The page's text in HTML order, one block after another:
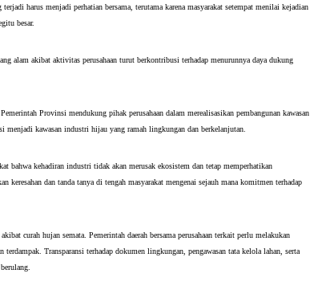
harus menjadi perhatian bersama, terutama karena masyarakat setempat menilai kejadian
besar.
alam akibat aktivitas perusahaan turut berkontribusi terhadap menurunnya daya dukung
Provinsi mendukung pihak perusahaan dalam merealisasikan pembangunan kawasan
kawasan industri hijau yang ramah lingkungan dan berkelanjutan.
bahwa kehadiran industri tidak akan merusak ekosistem dan tetap memperhatikan
dan tanda tanya di tengah masyarakat mengenai sejauh mana komitmen terhadap
curah hujan semata. Pemerintah daerah bersama perusahaan terkait perlu melakukan
Transparansi terhadap dokumen lingkungan, pengawasan tata kelola lahan, serta